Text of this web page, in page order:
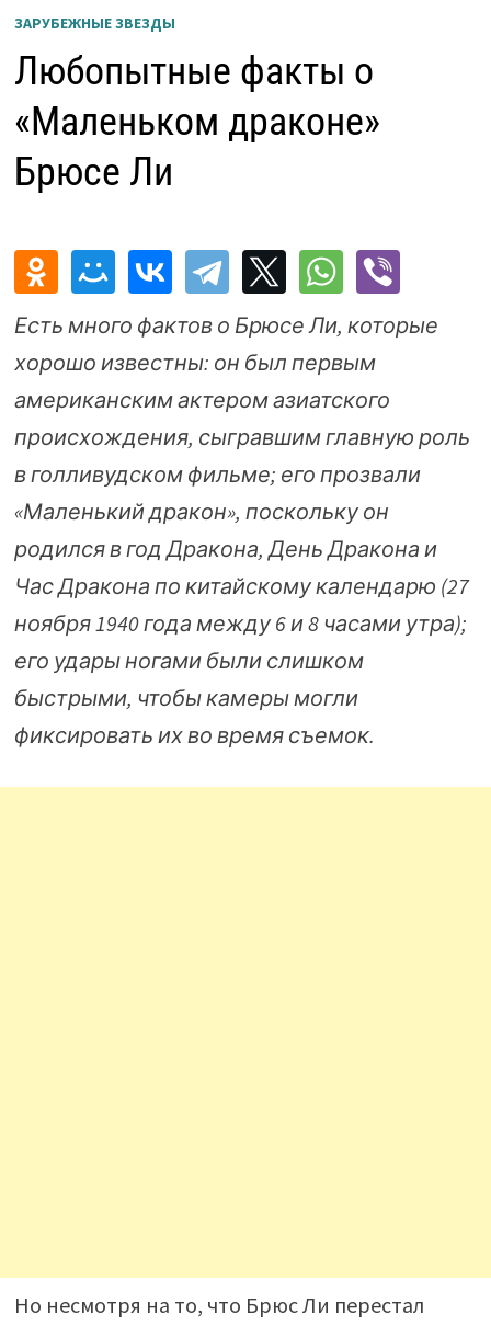
ЗАРУБЕЖНЫЕ ЗВЕЗДЫ
Любопытные факты о
«Маленьком драконе»
Брюсе Ли
Есть много фактов о Брюсе Ли, которые
хорошо известны: он был первым
американским актером азиатского
происхождения, сыгравшим главную роль
в голливудском фильме; его прозвали
«Маленький дракон», поскольку он
родился в год Дракона, День Дракона и
Час Дракона по китайскому календарю (27
ноября 1940 года между 6 и 8 часами утра);
его удары ногами были слишком
быстрыми, чтобы камеры могли
фиксировать их во время съемок.
Но несмотря на то, что Брюс Ли перестал